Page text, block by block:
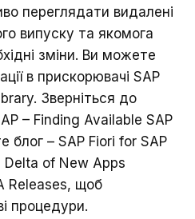
переглядати видалені
випуску та якомога
зміни. Ви можете
в прискорювачі SAP
. Зверніться до
– Finding Available SAP
блог – SAP Fiori for SAP
Delta of New Apps
Releases, щоб
процедури.